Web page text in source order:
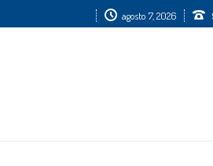
agosto 7, 2026